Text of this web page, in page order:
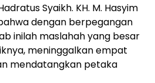
Syaikh. KH. M. Hasyim
dengan berpegangan
inilah maslahah yang besar
meninggalkan empat
mendatangkan petaka